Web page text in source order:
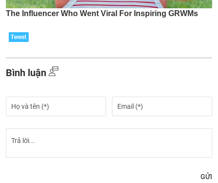
Bình luận
GỬI